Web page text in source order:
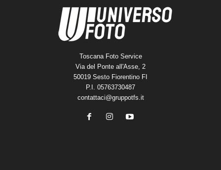
Toscana Foto Service
Via del Ponte all'Asse, 2
50019 Sesto Fiorentino FI
P.I. 05763730487
contattaci@gruppotfs.it